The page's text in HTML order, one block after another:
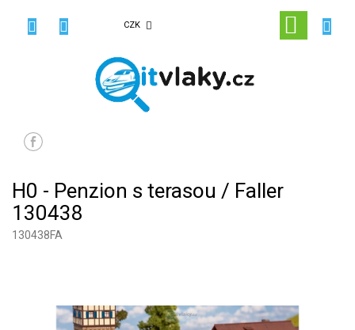
CZK
KOŠÍK
H0 - Penzion s terasou / Faller
130438
130438FA